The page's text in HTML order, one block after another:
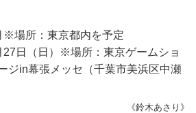
※場所：東京都内を予定
日（日）※場所：東京ゲームショ
ジin幕張メッセ（千葉市美浜区中瀬
《鈴木あさり》